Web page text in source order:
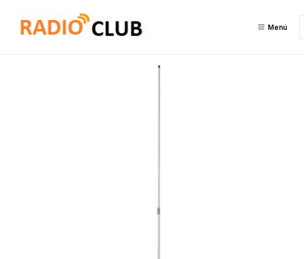
Menú
TRAM-BROWNING 1490 VHF 144-174 MHz Antena base